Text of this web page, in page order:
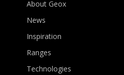
About Geox
News
Inspiration
Ranges
Technologies